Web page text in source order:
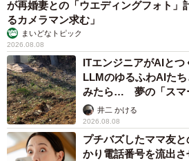
が再婚妻との「ウエディングフォト
るカメラマン求む」
まいどなトピック
2026.08.08
ITエンジニアがAIと
LLMのゆるふわAIた
みたら… 夢の「スマ
るか井二 かける
2026.08.08
プチバズしたママ友
かり電話番号を流出